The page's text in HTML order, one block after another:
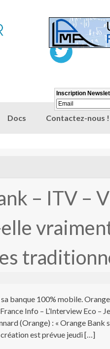
Docs Contactez-nous !
– ITV –
banque 100% mobile.
Info – L’Interview Eco –
(Orange) : « Orange Bank
est prévue jeudi […]